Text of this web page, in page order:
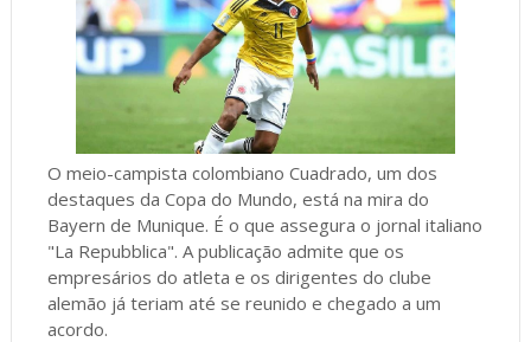
O meio-campista colombiano Cuadrado, um dos
destaques da Copa do Mundo, está na mira do
Bayern de Munique. É o que assegura o jornal italiano
"La Repubblica". A publicação admite que os
empresários do atleta e os dirigentes do clube
alemão já teriam até se reunido e chegado a um
acordo.